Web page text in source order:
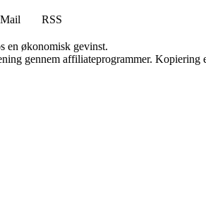
Mail
RSS
en økonomisk gevinst.
gennem affiliateprogrammer.